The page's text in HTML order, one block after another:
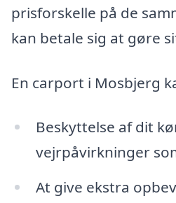
prisforskelle på de
kan betale sig at gøre
En carport i Mosbjerg
Beskyttelse af dit
vejrpåvirkninger
At give ekstra